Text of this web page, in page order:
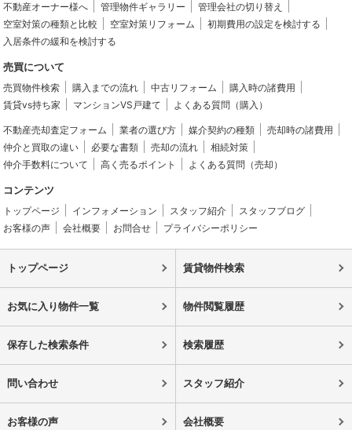
不動産オーナー様へ 管理物件ギャラリー
管理会社の切り替え
空室対策の種類と比較
空室対策リフォーム
初期費用の設定を検討する
入居条件の緩和を検討する
売買について
売買物件検索 購入までの流れ 中古リフォーム
購入時の諸費用
賃貸vs持ち家
マンションVS戸建て よくある質問（購入）
不動産売却査定フォーム 業者の選び方 媒介契約の種類
売却時の諸費用
仲介と買取の違い
必要な書類 売却の流れ
相続対策
仲介手数料について
高く売るポイント よくある質問（売却）
コンテンツ
トップページ インフォメーション スタッフ紹介
スタッフブログ
お客様の声
会社概要 お問合せ プライバシーポリシー
トップページ 賃貸物件検索
お気に入り物件一覧 物件閲覧履歴
保存した検索条件 検索履歴
問い合わせ スタッフ紹介
お客様の声 会社概要